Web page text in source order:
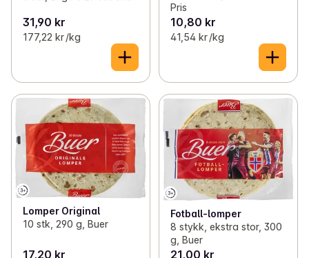
31,90 kr
177,22 kr /kg
Pris
10,80 kr
41,54 kr /kg
Lomper Original
10 stk, 290 g, Buer
17,20 kr
Fotball-lomper
8 stykk, ekstra stor, 300
g, Buer
21,00 kr